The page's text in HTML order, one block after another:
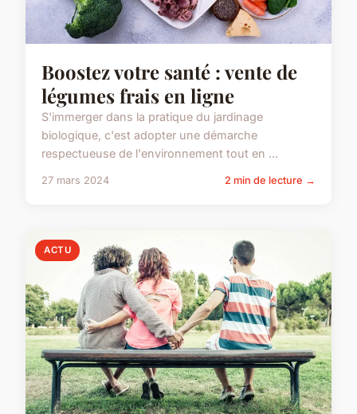
Boostez votre santé : vente de
légumes frais en ligne
S'immerger dans la pratique du jardinage
biologique, c'est adopter une démarche
respectueuse de l'environnement tout en ...
27 mars 2024 2 min de lecture →
ACTU